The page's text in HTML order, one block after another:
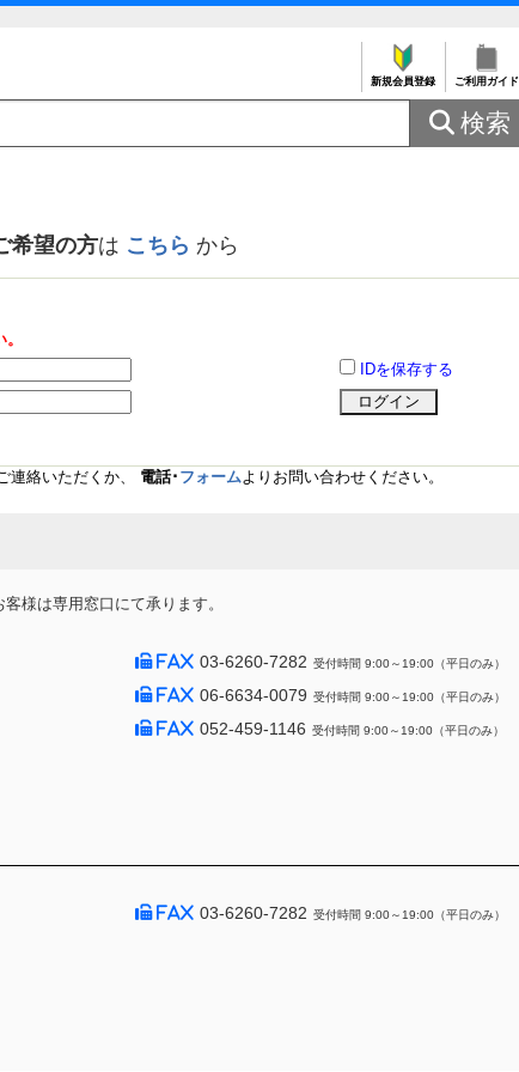
新規会員登録 ご利用ガイド
 検索
希望の方は こちら から
IDを保存する
連絡いただくか、 電話･ フォームよりお問い合わせください。
様は専用窓口にて承ります。
03-6260-7282 受付時間 9:00～19:00（平日のみ）
06-6634-0079 受付時間 9:00～19:00（平日のみ）
052-459-1146 受付時間 9:00～19:00（平日のみ）
03-6260-7282 受付時間 9:00～19:00（平日のみ）